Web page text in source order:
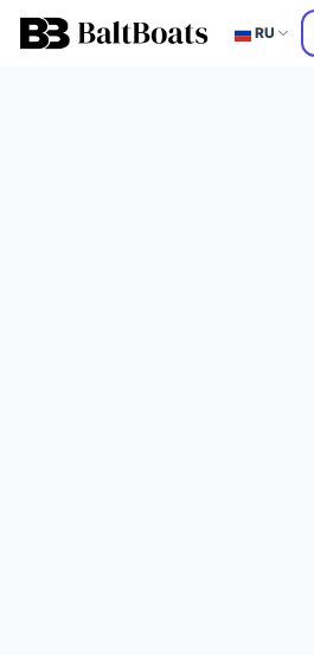
RU